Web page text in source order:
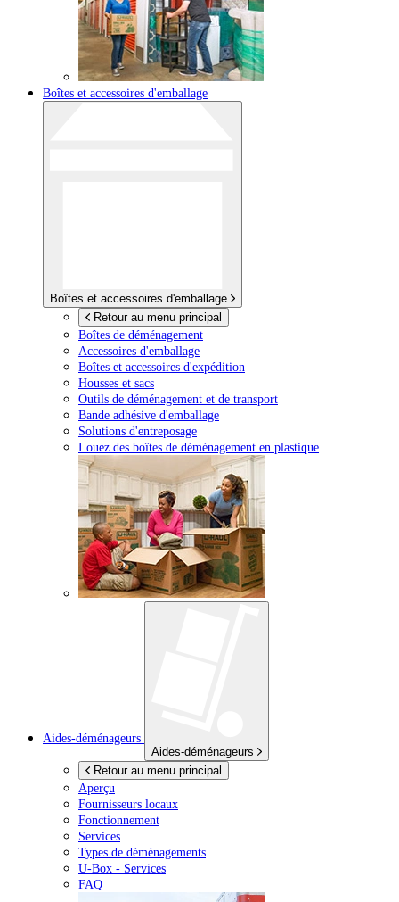
Boîtes et accessoires d'emballage
Boîtes et accessoires d'emballage
Retour au menu principal
Boîtes de déménagement
Accessoires d'emballage
Boîtes et accessoires d'expédition
Housses et sacs
Outils de déménagement et de transport
Bande adhésive d'emballage
Solutions d'entreposage
Louez des boîtes de déménagement en plastique
Aides-déménageurs
Aides-déménageurs
Retour au menu principal
Aperçu
Fournisseurs locaux
Fonctionnement
Services
Types de déménagements
U-Box - Services
FAQ